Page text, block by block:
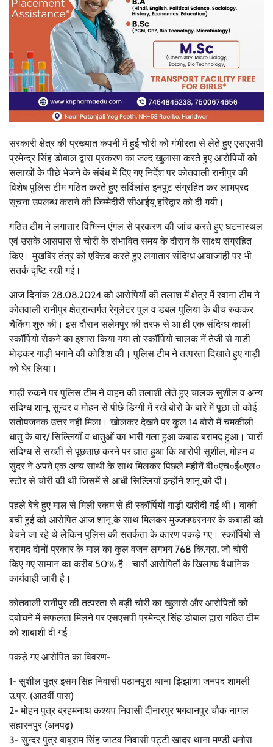
सरकारी क्षेत्र की प्रख्यात कंपनी में हुई चोरी को गंभीरता से लेते हुए एसएसपी
प्रमेन्द्र सिंह डोबाल द्वारा प्रकरण का जल्द खुलासा करते हुए आरोपियों को
सलाखों के पीछे भेजने के संबंध में दिए गए निर्देश पर कोतवाली रानीपुर की
विशेष पुलिस टीम गठित करते हुए सर्विलांस इनपुट संग्रहित कर लाभप्रद
सूचना उपलब्ध कराने की जिम्मेदीरी सीआईयू हरिद्वार को दी गयी।
गठित टीम ने लगातार विभिन्न एंगल से प्रकरण की जांच करते हुए घटनास्थल
एवं उसके आसपास से चोरी के संभावित समय के दौरान के साक्ष्य संग्रहित
किए। मुखबिर तंत्र को एक्टिव करते हुए लगातार संदिग्ध आवाजाही पर भी
सतर्क दृष्टि रखी गई।
आज दिनांक 28.08.2024 को आरोपियों की तलाश में क्षेत्र में रवाना टीम ने
कोतवाली रानीपुर क्षेत्रान्तर्गत रेगुलेटर पुल व डबल पुलिया के बीच रुककर
चैकिंग शुरु की। इस दौरान सलेमपुर की तरफ से आ ही एक संदिग्ध काली
स्कॉर्पियो रोकने का इशारा किया गया तो स्कॉर्पियो चालक नें तेजी से गाडी
मोड़कर गाड़ी भगाने की कोशिश की। पुलिस टीम ने तत्परता दिखाते हुए गाड़ी
को घेर लिया।
गाड़ी रुकने पर पुलिस टीम ने वाहन की तलाशी लेते हुए चालक सुशील व अन्य
संदिग्ध शानू, सुन्दर व मोहन से पीछे डिग्गी में रखे बोरों के बारे में पूछा तो कोई
संतोषजनक उत्तर नहीं मिला। खोलकर देखने पर कुल 14 बोरों में चमकीली
धातु के बार/ सिल्लियाँ व धातुओं का भारी गला हुआ कबाड बरामद हुआ। चारों
संदिग्ध से सख्ती से पूछताछ करने पर ज्ञात हुआ कि आरोपी सुशील, मोहन व
सुंदर ने अपने एक अन्य साथी के साथ मिलकर पिछले महीनें बी०एच०ई०एल०
स्टोर से चोरी की थी जिसमें से आधी सिल्लियाँ इन्होंने शानू को दी।
पहले बेचे हुए माल से मिली रकम से ही स्कॉर्पियों गाड़ी खरीदी गई थी। बाकी
बची हुई को आरोपित आज शानू के साथ मिलकर मुज्जफ्फरनगर के कबाडी को
बेचने जा रहे थे लेकिन पुलिस की सतर्कता के कारण पकड़े गए। स्कॉर्पियो से
बरामद दोनों प्रकार के माल का कुल वजन लगभग 768 कि.ग्रा. जो चोरी
किए गए सामान का करीब 50% है। चारों आरोपितों के खिलाफ वैधानिक
कार्यवाही जारी है।
कोतवाली रानीपुर की तत्परता से बड़ी चोरी का खुलासे और आरोपितों को
दबोचने में सफलता मिलने पर एसएसपी प्रमेन्द्र सिंह डोबाल द्वारा गठित टीम
को शाबाशी दी गई।
पकड़े गए आरोपित का विवरण-
1- सुशील पुत्र इसम सिंह निवासी पठानपुरा थाना झिझांणा जनपद शामली
उ.प्र. (आठवीं पास)
2- मोहन पुत्र ब्रहमनाथ कश्यप निवासी दीनारपुर भगवानपुर चौक नागल
सहारनपुर (अनपढ़)
3- सुन्दर पुत्र बाबूराम सिंह जाटव निवासी पट्टी खादर थाना मण्डी धनोरा